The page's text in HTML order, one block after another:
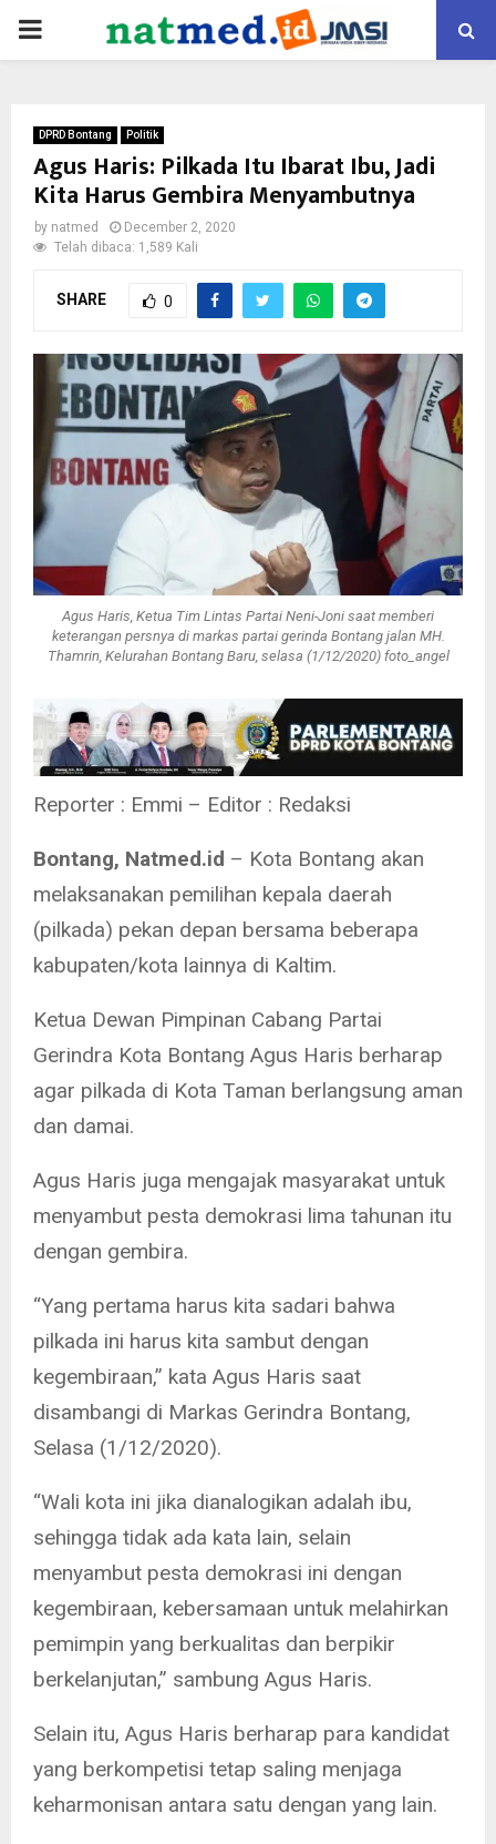
PRIMARY
DPRD Bontang Politik
Agus Haris: Pilkada Itu Ibarat Ibu, Jadi
Kita Harus Gembira Menyambutnya
by natmed
December 2, 2020
Telah dibaca: 1,589 Kali
SHARE 0
Agus Haris, Ketua Tim Lintas Partai Neni-Joni saat memberi
keterangan persnya di markas partai gerinda Bontang jalan MH.
Thamrin, Kelurahan Bontang Baru, selasa (1/12/2020) foto_angel
Reporter : Emmi – Editor : Redaksi
Bontang, Natmed.id – Kota Bontang akan
melaksanakan pemilihan kepala daerah
(pilkada) pekan depan bersama beberapa
kabupaten/kota lainnya di Kaltim.
Ketua Dewan Pimpinan Cabang Partai
Gerindra Kota Bontang Agus Haris berharap
agar pilkada di Kota Taman berlangsung aman
dan damai.
Agus Haris juga mengajak masyarakat untuk
menyambut pesta demokrasi lima tahunan itu
dengan gembira.
“Yang pertama harus kita sadari bahwa
pilkada ini harus kita sambut dengan
kegembiraan,” kata Agus Haris saat
disambangi di Markas Gerindra Bontang,
Selasa (1/12/2020).
“Wali kota ini jika dianalogikan adalah ibu,
sehingga tidak ada kata lain, selain
menyambut pesta demokrasi ini dengan
kegembiraan, kebersamaan untuk melahirkan
pemimpin yang berkualitas dan berpikir
berkelanjutan,” sambung Agus Haris.
Selain itu, Agus Haris berharap para kandidat
yang berkompetisi tetap saling menjaga
keharmonisan antara satu dengan yang lain.